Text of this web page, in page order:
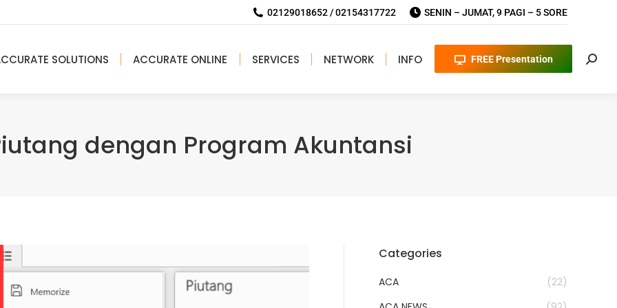
02129018652 / 02154317722 SENIN – JUMAT, 9 PAGI – 5 SORE
SOLUTIONS ACCURATE ONLINE SERVICES NETWORK INFO FREE Presentation
dengan Program Akuntansi
Categories
ACA
(22)